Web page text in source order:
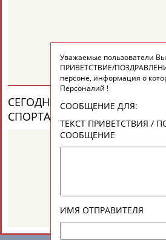
ТАБЛО АКТИВНОСТИ
ЦЕЛИ ПРОЕКТА КОНТАКТЫ
СЕГОДНЯ ДЕНЬ ПАМЯТИ У
СПОРТА (4 ПЕРСОНАЛИЙ)
ТУОМАЙТЕ
Уважаемые пользователи
ПРИВЕТСТВИЕ/
персоне, информация о
Персоналий !
СООБЩЕНИЕ ДЛЯ:
ТЕКСТ ПРИВЕТСТВИЯ /
СООБЩЕНИЕ
ИМЯ ОТПРАВИТЕЛЯ